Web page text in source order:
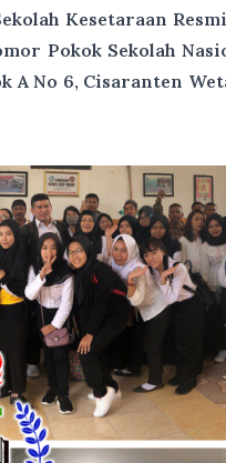
Kesetaraan
Pokok Sekolah
A No 6, Cisaranten